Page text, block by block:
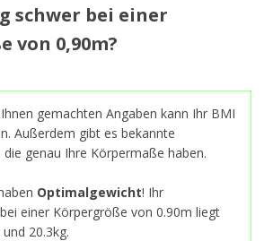
schwer bei einer
von 0,90m?
gemachten Angaben kann Ihr BMI
Außerdem gibt es bekannte
die genau Ihre Körpermaße haben.
Optimalgewicht! Ihr
einer Körpergröße von 0.90m liegt
20.3kg.